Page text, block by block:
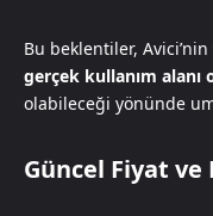
Bu beklentiler,
gerçek kullanım
olabileceği yönünde
Güncel Fiyat